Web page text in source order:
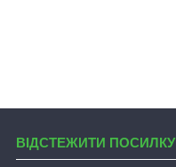
ВІДСТЕЖИТИ ПОСИЛКУ